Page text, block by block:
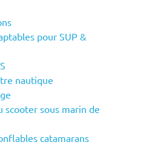
pour SUP &
nautique
scooter sous marin de
catamarans